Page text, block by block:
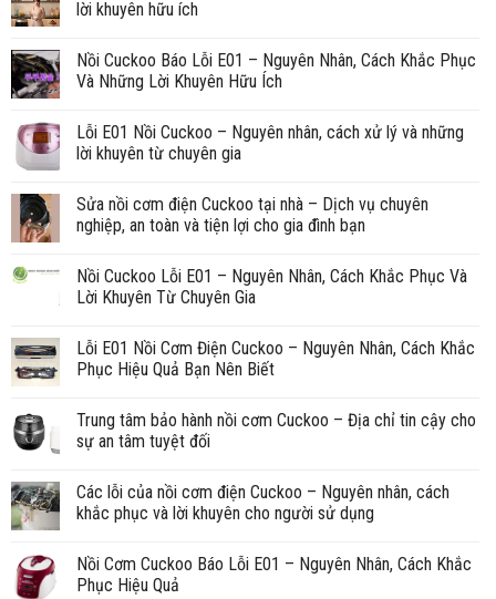
lời khuyên hữu ích
Nồi Cuckoo Báo Lỗi E01 – Nguyên Nhân, Cách Khắc Phục
Và Những Lời Khuyên Hữu Ích
Lỗi E01 Nồi Cuckoo – Nguyên nhân, cách xử lý và những
lời khuyên từ chuyên gia
Sửa nồi cơm điện Cuckoo tại nhà – Dịch vụ chuyên
nghiệp, an toàn và tiện lợi cho gia đình bạn
Nồi Cuckoo Lỗi E01 – Nguyên Nhân, Cách Khắc Phục Và
Lời Khuyên Từ Chuyên Gia
Lỗi E01 Nồi Cơm Điện Cuckoo – Nguyên Nhân, Cách Khắc
Phục Hiệu Quả Bạn Nên Biết
Trung tâm bảo hành nồi cơm Cuckoo – Địa chỉ tin cậy cho
sự an tâm tuyệt đối
Các lỗi của nồi cơm điện Cuckoo – Nguyên nhân, cách
khắc phục và lời khuyên cho người sử dụng
Nồi Cơm Cuckoo Báo Lỗi E01 – Nguyên Nhân, Cách Khắc
Phục Hiệu Quả